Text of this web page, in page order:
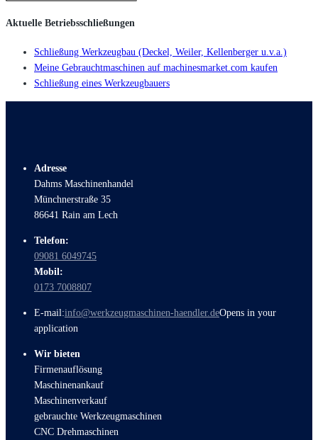
Aktuelle Betriebsschließungen
Schließung Werkzeugbau (Deckel, Weiler, Kellenberger u.v.a.)
Meine Gebrauchtmaschinen auf machinesmarket.com kaufen
Schließung eines Werkzeugbauers
Adresse
Dahms Maschinenhandel
Münchnerstraße 35
86641 Rain am Lech
Telefon:
09081 6049745
Mobil:
0173 7008807
E-mail:info@werkzeugmaschinen-haendler.deOpens in your
application
Wir bieten
Firmenauflösung
Maschinenankauf
Maschinenverkauf
gebrauchte Werkzeugmaschinen
CNC Drehmaschinen